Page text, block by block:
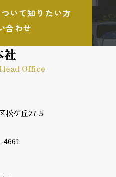
いて知りたい方
合わせ
社
Office
松ケ丘27-5
4661